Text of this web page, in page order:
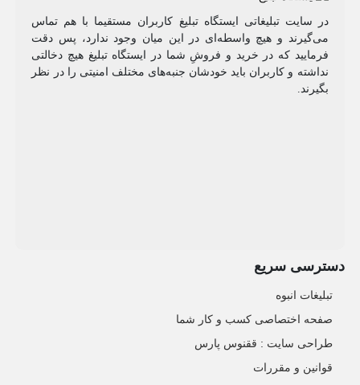
در سایت تبلیغاتی ایستگاه تبلیغ کاربران مستقیما با هم تماس
می‌گیرند و هیچ واسطه‌ای در این میان وجود ندارد، پس دقت
فرمایید که در خرید و فروشِ شما در ایستگاه تبلیغ هیچ دخالتی
نداشته و کاربران باید خودشان جنبه‌های مختلف امنیتی را در نظر
بگیرند.
دسترسی سریع
تبلیغات انبوه
صفحه اختصاصی کسب و کار شما
طراحی سایت :‌ ققنوس پارس
قوانین و مقررات